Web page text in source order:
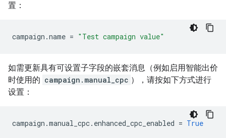
置：
campaign .name = "Test campaign value"
如需更新具有可设置子字段的嵌套消息（例如启用智能出价
时使用的 campaign.manual_cpc ），请按如下方式进行
设置：
campaign .manual_cpc. enhanced_cpc_enabled = True